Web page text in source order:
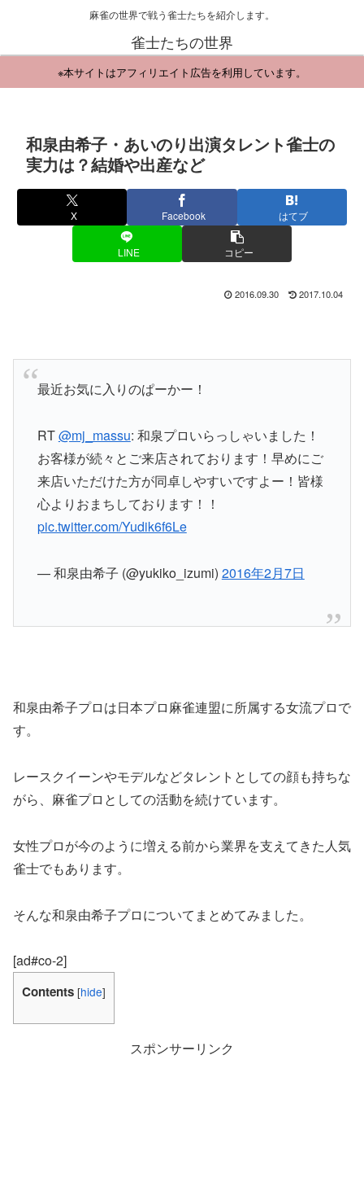
麻雀の世界で戦う雀士たちを紹介します。
雀士たちの世界
※本サイトはアフィリエイト広告を利用しています。
和泉由希子・あいのり出演タレント雀士の
実力は？結婚や出産など
X Facebook はてブ
LINE コピー
2016.09.30 2017.10.04
最近お気に入りのぱーかー！
RT@mj_massu: 和泉プロいらっしゃいました！
お客様が続々とご来店されております！早めにご
来店いただけた方が同卓しやすいですよー！皆様
心よりおまちしております！！
pic.twitter.com/Yudik6f6Le
— 和泉由希子 (@yukiko_izumi) 2016年2月7日
和泉由希子プロは日本プロ麻雀連盟に所属する女流プロで
す。
レースクイーンやモデルなどタレントとしての顔も持ちな
がら、麻雀プロとしての活動を続けています。
女性プロが今のように増える前から業界を支えてきた人気
雀士でもあります。
そんな和泉由希子プロについてまとめてみました。
[ad#co-2]
Contents [hide]
スポンサーリンク